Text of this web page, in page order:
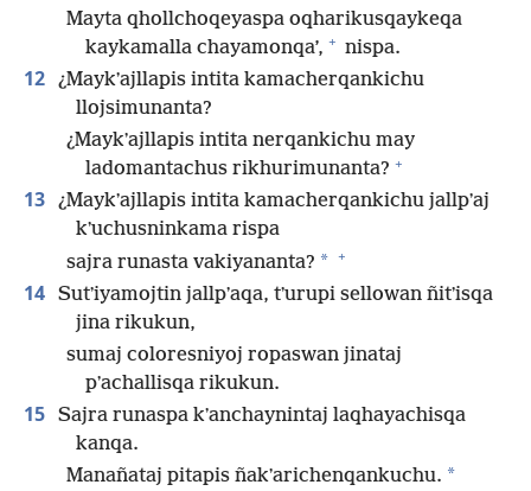
Mayta qhollchoqeyaspa oqharikusqaykeqa
kaykamalla chayamonqa’, + nispa.
12 ¿Maykʼajllapis intita kamacherqankichu
llojsimunanta?
¿Maykʼajllapis intita nerqankichu may
ladomantachus rikhurimunanta? +
13 ¿Maykʼajllapis intita kamacherqankichu jallpʼaj
kʼuchusninkama rispa
sajra runasta vakiyananta? * +
14 Sutʼiyamojtin jallpʼaqa, tʼurupi sellowan ñitʼisqa
jina rikukun,
sumaj coloresniyoj ropaswan jinataj
pʼachallisqa rikukun.
15 Sajra runaspa kʼanchaynintaj laqhayachisqa
kanqa.
Manañataj pitapis ñakʼarichenqankuchu. *